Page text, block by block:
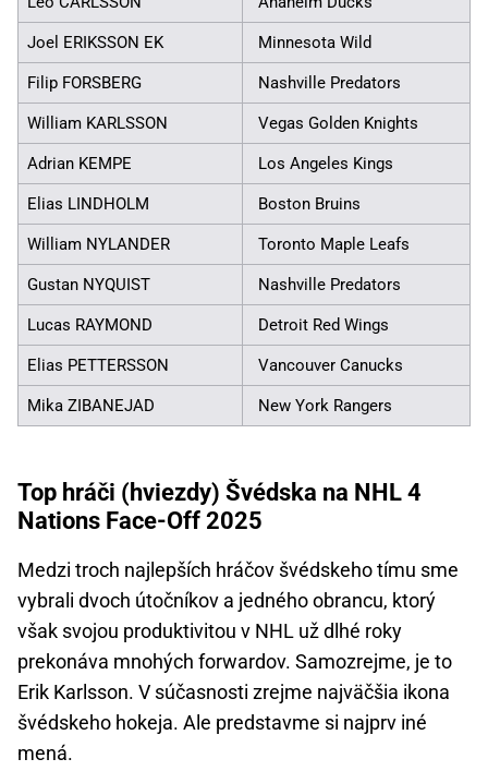
Joel ERIKSSON EK Minnesota Wild
Filip FORSBERG Nashville Predators
William KARLSSON Vegas Golden Knights
Adrian KEMPE Los Angeles Kings
Elias LINDHOLM Boston Bruins
William NYLANDER Toronto Maple Leafs
Gustan NYQUIST Nashville Predators
Lucas RAYMOND Detroit Red Wings
Elias PETTERSSON Vancouver Canucks
Mika ZIBANEJAD New York Rangers
Top hráči (hviezdy) Švédska na NHL 4
Nations Face-Off 2025
Medzi troch najlepších hráčov švédskeho tímu sme
vybrali dvoch útočníkov a jedného obrancu, ktorý
však svojou produktivitou v NHL už dlhé roky
prekonáva mnohých forwardov. Samozrejme, je to
Erik Karlsson. V súčasnosti zrejme najväčšia ikona
švédskeho hokeja. Ale predstavme si najprv iné
mená.